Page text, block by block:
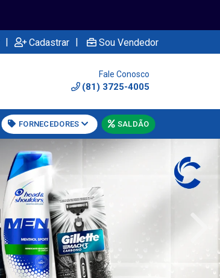
| Cadastrar | Sou Vendedor
Fale Conosco
(81) 3725-4005
FORNECEDORES SALDÃO